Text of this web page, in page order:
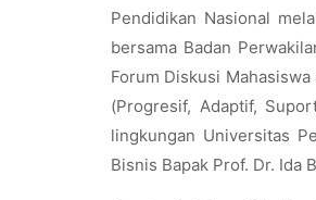
Pendidikan Nasional
bersama Badan
Forum Diskusi
(Progresif, Adaptif,
lingkungan Universitas
Bisnis Bapak Prof. Dr. Ida